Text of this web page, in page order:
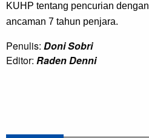
KUHP tentang pencurian
ancaman 7 tahun penjara.
Penulis: Doni Sobri
Editor: Raden Denni